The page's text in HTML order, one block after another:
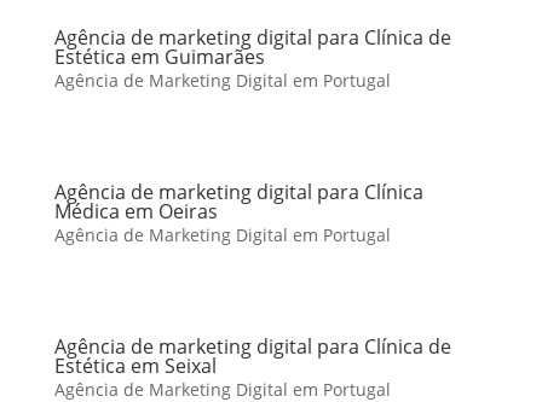
Agência de marketing digital para Clínica de
Estética em Guimarães
Agência de Marketing Digital em Portugal
Agência de marketing digital para Clínica
Médica em Oeiras
Agência de Marketing Digital em Portugal
Agência de marketing digital para Clínica de
Estética em Seixal
Agência de Marketing Digital em Portugal